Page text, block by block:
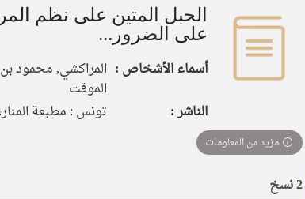
الحبل المتين على نظم
على الضرور...
أسماء الأشخاص : المراكشي, محمود
الموقت
الناشر :
تونس : مطبعة
مزيد من المعلومات
2 نسخ